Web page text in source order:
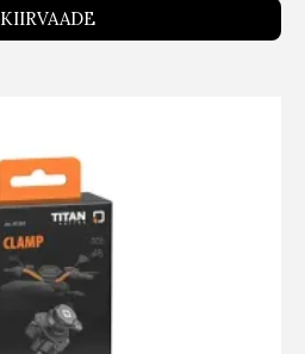
KIIRVAADE